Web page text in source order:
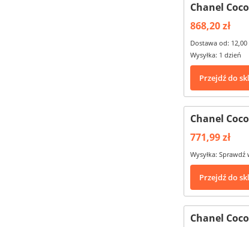
Chanel
868,20 zł
Dostawa od: 12,00
Wysyłka: 1 dzień
Przejdź do
Chanel
771,99 zł
Wysyłka: Sprawdź
Przejdź do
Chanel